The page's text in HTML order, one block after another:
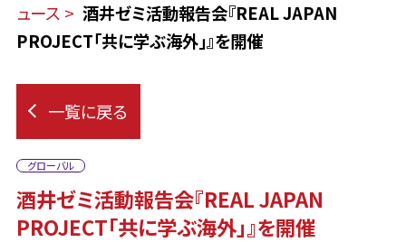
ュース
酒井ゼミ活動報告会『REAL JAPAN
PROJECT「共に学ぶ海外」』を開催
一覧に戻る
グローバル
酒井ゼミ活動報告会『REAL JAPAN
PROJECT「共に学ぶ海外」』を開催